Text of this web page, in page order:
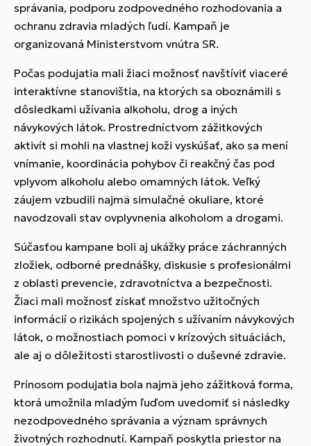
správania, podporu zodpovedného rozhodovania a
ochranu zdravia mladých ľudí. Kampaň je
organizovaná Ministerstvom vnútra SR.
Počas podujatia mali žiaci možnosť navštíviť viaceré
interaktívne stanovištia, na ktorých sa oboznámili s
dôsledkami užívania alkoholu, drog a iných
návykových látok. Prostredníctvom zážitkových
aktivít si mohli na vlastnej koži vyskúšať, ako sa mení
vnímanie, koordinácia pohybov či reakčný čas pod
vplyvom alkoholu alebo omamných látok. Veľký
záujem vzbudili najmä simulačné okuliare, ktoré
navodzovali stav ovplyvnenia alkoholom a drogami.
Súčasťou kampane boli aj ukážky práce záchranných
zložiek, odborné prednášky, diskusie s profesionálmi
z oblasti prevencie, zdravotníctva a bezpečnosti.
Žiaci mali možnosť získať množstvo užitočných
informácií o rizikách spojených s užívaním návykových
látok, o možnostiach pomoci v krízových situáciách,
ale aj o dôležitosti starostlivosti o duševné zdravie.
Prínosom podujatia bola najmä jeho zážitková forma,
ktorá umožnila mladým ľuďom uvedomiť si následky
nezodpovedného správania a význam správnych
životných rozhodnutí. Kampaň poskytla priestor na